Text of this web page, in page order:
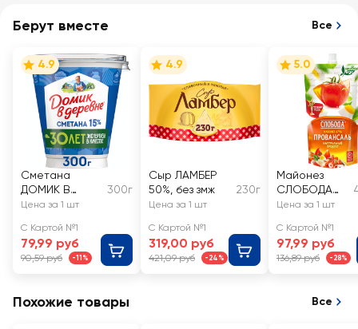
Берут вместе Все
4.9
Сметана
ДОМИК В
ДЕРЕВНЕ 15%,
300г
Цена за 1 шт
С Картой №1
79,99 руб
90,59 руб -11%
4.9
Сыр ЛАМБЕР
50%, без змж
230г
Цена за 1 шт
С Картой №1
319,00 руб
421,09 руб -24%
5.0
Майонез
СЛОБОДА
Провансаль
Цена за 1 шт
С Картой №1
97,99 руб
136,89 руб -28%
Похожие товары Все